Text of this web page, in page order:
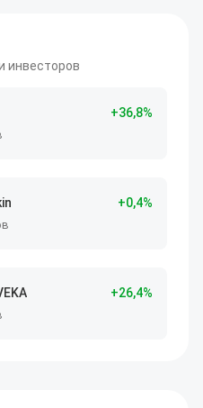
инвесторов
+36,8%
+0,4%
+26,4%